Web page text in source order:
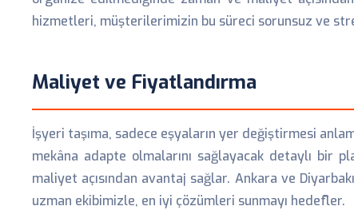
hizmetleri, müşterilerimizin bu süreci sorunsuz ve
Maliyet ve Fiyatlandırma
İşyeri taşıma, sadece eşyaların yer değiştirmesi
mekâna adapte olmalarını sağlayacak detaylı bir
maliyet açısından avantaj sağlar. Ankara ve
uzman ekibimizle, en iyi çözümleri sunmayı hedefler.